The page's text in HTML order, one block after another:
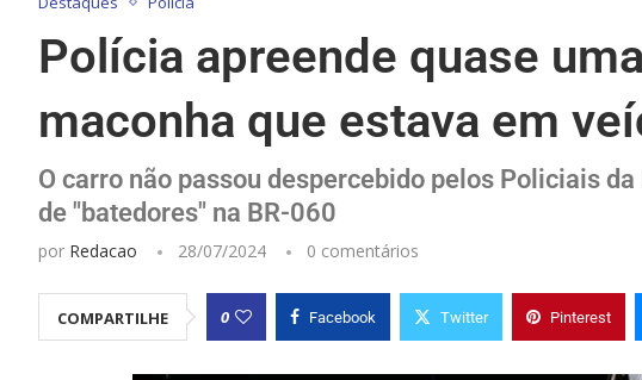
Polícia apreende quase
maconha que estava em
O carro não passou despercebido pelos Policiais
de "batedores" na BR-060
por Redacao 28/07/2024 0 comentários
COMPARTILHE 0 Facebook Twitter Pinterest